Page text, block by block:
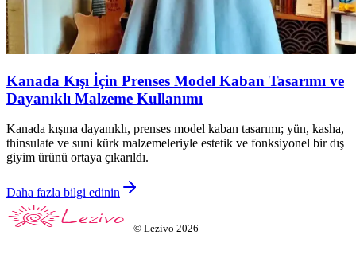
Kanada Kışı İçin Prenses Model Kaban Tasarımı ve
Dayanıklı Malzeme Kullanımı
Kanada kışına dayanıklı, prenses model kaban tasarımı; yün, kasha,
thinsulate ve suni kürk malzemeleriyle estetik ve fonksiyonel bir dış
giyim ürünü ortaya çıkarıldı.
Daha fazla bilgi edinin
© Lezivo 2026